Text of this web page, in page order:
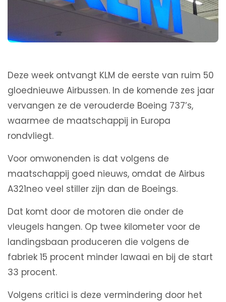
Deze week ontvangt KLM de eerste van ruim 50
gloednieuwe Airbussen. In de komende zes jaar
vervangen ze de verouderde Boeing 737’s,
waarmee de maatschappij in Europa
rondvliegt.
Voor omwonenden is dat volgens de
maatschappij goed nieuws, omdat de Airbus
A321neo veel stiller zijn dan de Boeings.
Dat komt door de motoren die onder de
vleugels hangen. Op twee kilometer voor de
landingsbaan produceren die volgens de
fabriek 15 procent minder lawaai en bij de start
33 procent.
Volgens critici is deze vermindering door het